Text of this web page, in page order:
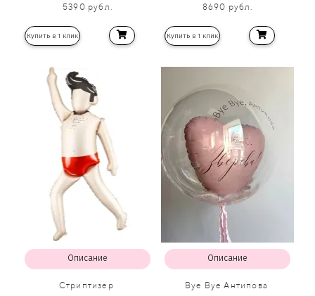
5390 рубл.
Купить в 1 клик
8690 рубл.
Купить в 1 клик
Описание
Стриптизер
Описание
Bye Bye Антипова